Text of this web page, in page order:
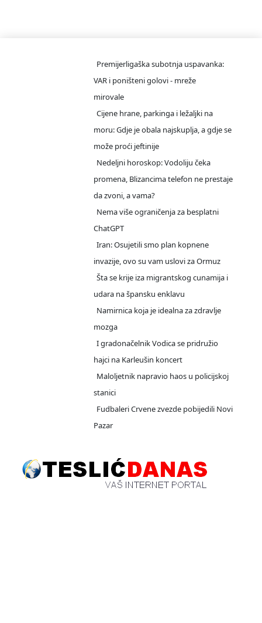
Premijerligaška subotnja uspavanka:
VAR i poništeni golovi - mreže
mirovale
Cijene hrane, parkinga i ležaljki na
moru: Gdje je obala najskuplja, a gdje se
može proći jeftinije
Nedeljni horoskop: Vodoliju čeka
promena, Blizancima telefon ne prestaje
da zvoni, a vama?
Nema više ograničenja za besplatni
ChatGPT
Iran: Osujetili smo plan kopnene
invazije, ovo su vam uslovi za Ormuz
Šta se krije iza migrantskog cunamija i
udara na špansku enklavu
Namirnica koja je idealna za zdravlje
mozga
I gradonačelnik Vodica se pridružio
hajci na Karleušin koncert
Maloljetnik napravio haos u policijskoj
stanici
Fudbaleri Crvene zvezde pobijedili Novi
Pazar